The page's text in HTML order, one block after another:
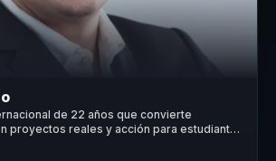
de 22 años que convierte
proyectos reales y acción para estudiantes